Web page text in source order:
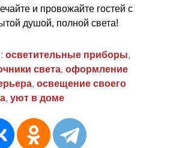
и провожайте гостей с
душой, полной света!
осветительные приборы,
света, оформление
, освещение своего
, уют в доме